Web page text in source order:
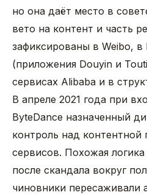
но она даёт место в
вето на контент и часть
зафиксированы в Weibo, в
(приложения Douyin и
сервисах Alibaba и в
В апреле 2021 года при
ByteDance назначенный
контроль над
сервисов. Похожая
после скандала вокруг
чиновники пересаживали